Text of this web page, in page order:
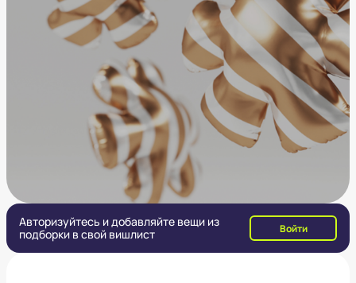
Авторизуйтесь и добавляйте вещи из
подборки в свой вишлист
Войти